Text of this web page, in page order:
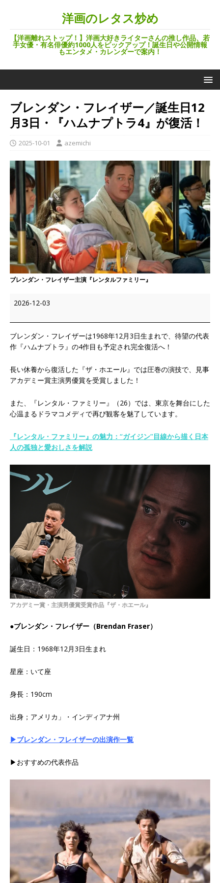
洋画のレタス炒め
【洋画離れストップ！】洋画大好きライターさんの推し作品、若
手女優・有名俳優約1000人をピックアップ！誕生日や公開情報
もエンタメ・カレンダーで案内！
ブレンダン・フレイザー／誕生日12
月3日・『ハムナプトラ4』が復活！
2025-10-01 azemichi
ブレンダン・フレイザー主演『レンタルファミリー』
2026-12-03
ブレンダン・フレイザーは1968年12月3日生まれで、待望の代表
作『ハムナプトラ』の4作目も予定され完全復活へ！
長い休養から復活した『ザ・ホエール』では圧巻の演技で、見事
アカデミー賞主演男優賞を受賞しました！
また、『レンタル・ファミリー』（26）では、東京を舞台にした
心温まるドラマコメディで再び観客を魅了しています。
『レンタル・ファミリー』の魅力：“ガイジン”目線から描く日本
人の孤独と愛おしさを解説
アカデミー賞・主演男優賞受賞作品『ザ・ホエール』
●ブレンダン・フレイザー（Brendan Fraser）
誕生日：1968年12月3日生まれ
星座：いて座
身長：190cm
出身；アメリカ」・インディアナ州
▶ブレンダン・フレイザーの出演作一覧
▶おすすめの代表作品